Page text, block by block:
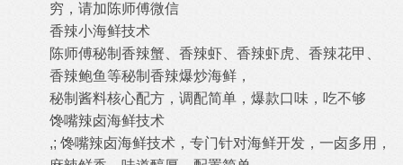
穷，请加陈师傅微信
香辣小海鲜技术
陈师傅秘制香辣蟹、香辣虾、香辣虾虎、香辣花甲、
香辣鲍鱼等秘制香辣爆炒海鲜，
秘制酱料核心配方，调配简单，爆款口味，吃不够
馋嘴辣卤海鲜技术
,; 馋嘴辣卤海鲜技术，专门针对海鲜开发，一卤多用，